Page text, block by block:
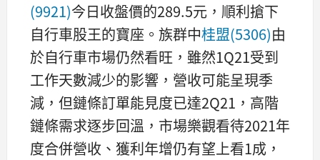
(9921)今日收盤價的289.5元，順利搶下
自行車股王的寶座。族群中桂盟(5306)由
於自行車市場仍然看旺，雖然1Q21受到
工作天數減少的影響，營收可能呈現季
減，但鏈條訂單能見度已達2Q21，高階
鏈條需求逐步回溫，市場樂觀看待2021年
度合併營收、獲利年增仍有望上看1成，